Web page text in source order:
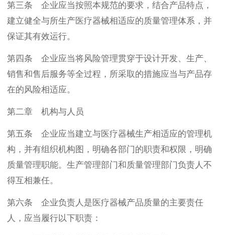
第三条 企业应当按照本规范的要求，结合产品特点，
建立健全与所生产医疗器械相适应的质量管理体系，并
保证其有效运行。
第四条 企业应当将风险管理贯穿于设计开发、生产、
销售和售后服务等全过程，所采取的措施应当与产品存
在的风险相适应。
第二章 机构与人员
第五条 企业应当建立与医疗器械生产相适应的管理机
构，并有组织机构图，明确各部门的职责和权限，明确
质量管理职能。生产管理部门和质量管理部门负责人不
得互相兼任。
第六条 企业负责人是医疗器械产品质量的主要责任
人，应当履行以下职责：